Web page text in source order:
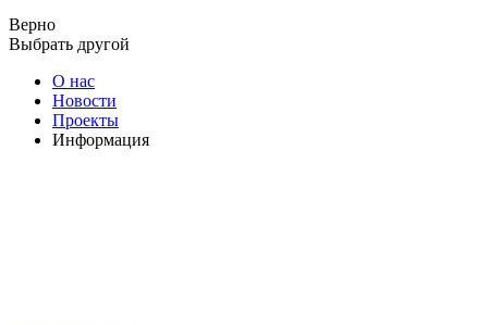
Верно
Выбрать другой
О нас
Новости
Проекты
Информация